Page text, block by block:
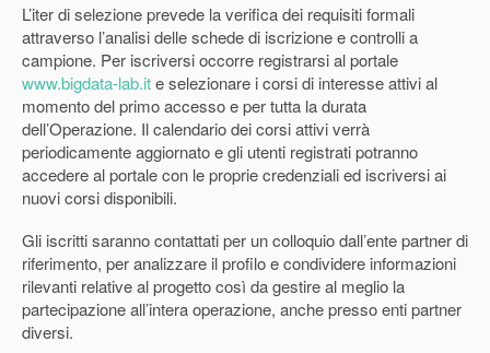
L’iter di selezione prevede la verifica dei requisiti formali
attraverso l’analisi delle schede di iscrizione e controlli a
campione. Per iscriversi occorre registrarsi al portale
www.bigdata-lab.ite selezionare i corsi di interesse attivi al
momento del primo accesso e per tutta la durata
dell’Operazione. Il calendario dei corsi attivi verrà
periodicamente aggiornato e gli utenti registrati potranno
accedere al portale con le proprie credenziali ed iscriversi ai
nuovi corsi disponibili.
Gli iscritti saranno contattati per un colloquio dall’ente partner di
riferimento, per analizzare il profilo e condividere informazioni
rilevanti relative al progetto così da gestire al meglio la
partecipazione all’intera operazione, anche presso enti partner
diversi.